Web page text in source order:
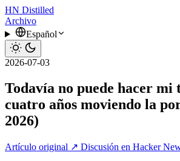
HN Distilled
Archivo
Español
2026-07-03
Todavía no puede hacer mi
cuatro años moviendo la
2026)
Artículo original ↗ Discusión en Hacker